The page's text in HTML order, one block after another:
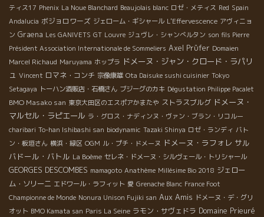
ティス17 Phenix La Noue Blanchard Beaujolais blanc ロゼ・メティス Red Spain
Andalucia ボジョロワーズ ジェローム・ギシャール L'Effervescence アヴィニョ
ン Graena Les GANIVETS GT Louvre ジュヴレ・シャンべルタン son fils Pierre
Président Association Internationale de Sommeliers Axel Prϋfer Domaien
Marcel Richaud Maruyama ホップラ ドメーヌ・ジャン・クロード・ラパリ
ュ Vincent ロマネ・コンチ 宗像康雄 Ota Daisuke sushi cuisinier Tokyo
Setagaya トーハン酒販店・石橋さん ブジーグのカキ Dégustation Philippe Pacalet
BMO Masako san 東京大田区のエスポアかまたや ストラスブルグ ドメーヌ・
マルセル・ラピエール ラ・グロス・ナディンヌ・ヴァン・ブラン・リコルー
charibari To-han Ishibashi san biodynamic Tazaki Shinya ロゼ・ランディ バト
ン・板垣さん 横浜・緑区 OGM ル・プチ・ドメーヌ ドメーヌ・ラフォレ サル
バドール・バトル La Boème セレネ・ドメーヌ・シルヴェール・トリシャール
GEORGES DESCOMBES mamagoto Anathème Millésime Bio 2018 ジェロー
ム・ソリーニ エドワール・ラフィット 愛 Grenache Blanc France Foot
Championne de Monde Nonura Unison Fujiki san Aux Amis ドメーヌ・デ・グリ
オット BMO Kamata san Paris La Seine ラモン・サヴェドラ Domaine Prieuré